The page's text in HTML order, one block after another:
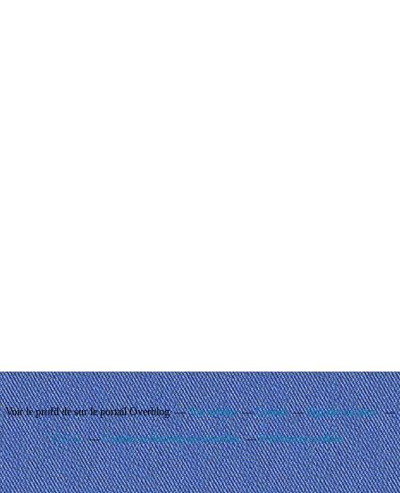
Voir le profil desur le portail Overblog Top articles Contact Signaler un abus
C.G.U. Cookies et données personnelles Préférences cookies